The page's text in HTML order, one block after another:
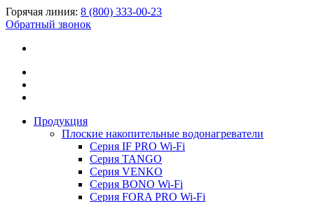
Горячая линия: 8 (800) 333-00-23
Обратный звонок
Продукция
Плоские накопительные водонагреватели
Серия IF PRO Wi-Fi
Серия TANGO
Серия VENKO
Серия BONO Wi-Fi
Серия FORA PRO Wi-Fi